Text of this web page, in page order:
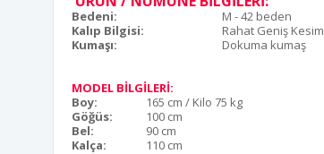
Bedeni:
M - 42 beden
Kalıp Bilgisi:
Rahat Geniş Kesim
Kumaşı:
Dokuma kumaş
MODEL BİLGİLERİ:
Boy:
165 cm / Kilo 75 kg
Göğüs:
100 cm
Bel:
90 cm
Kalça:
110 cm